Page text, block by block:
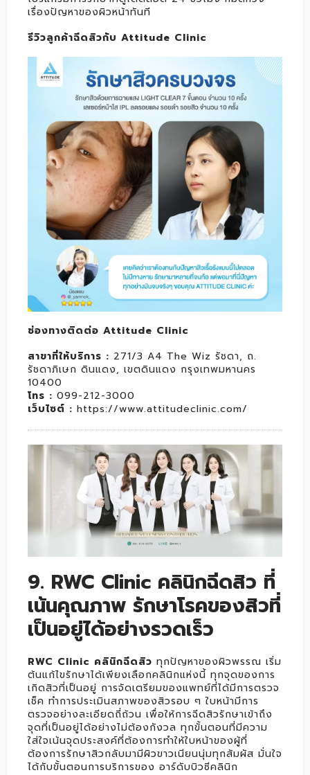
เรื่องปัญหาของผิวหน้าทันที
รีวิวลูกค้าฉีดสิวกับ Attitude Clinic
ช่องทางติดต่อ Attitude Clinic
สาขาที่ให้บริการ : 271/3 A4 The Wiz รัชดา, ถ.
รัชดาภิเษก ดินแดง, เขตดินแดง กรุงเทพมหานคร
10400
โทร : 099-212-3000
เว็บไซต์ : https://www.attitudeclinic.com/
9. RWC Clinic คลินิกฉีดสิว ที่
เน้นคุณภาพ รักษาโรคของสิวที่
เป็นอยู่ได้อย่างรวดเร็ว
RWC Clinic คลินิกฉีดสิว ทุกปัญหาของผิวพรรณ เริ่ม
ต้นแก้ไขรักษาได้เพียงเลือกคลินิกแห่งนี้ ทุกจุดของการ
เกิดสิวที่เป็นอยู่ การจัดเตรียมของแพทย์ที่ได้มีการตรวจ
เช็ค ทำการประเมินสภาพของสิวรอบ ๆ ใบหน้ามีการ
ตรวจอย่างละเอียดถี่ถ้วน เพื่อให้การฉีดสิวรักษาเข้าถึง
จุดที่เป็นอยู่ได้อย่างไม่ต้องกังวล ทุกขั้นตอนที่มีความ
ใส่ใจเน้นจุดประสงค์ที่ต้องการทำให้ใบหน้าของผู้ที่
ต้องการรักษาสิวกลับมามีผิวขาวเนียนนุ่มทุกสัมผัส มั่นใจ
ได้กับขั้นตอนการบริการของ อาร์ดับบิวซีคลินิก